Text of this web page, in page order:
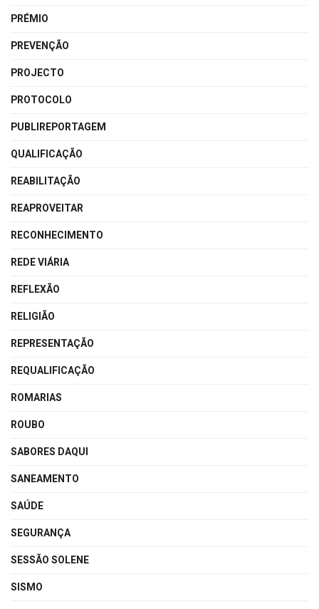
PRÉMIO
PREVENÇÃO
PROJECTO
PROTOCOLO
PUBLIREPORTAGEM
QUALIFICAÇÃO
REABILITAÇÃO
REAPROVEITAR
RECONHECIMENTO
REDE VIÁRIA
REFLEXÃO
RELIGIÃO
REPRESENTAÇÃO
REQUALIFICAÇÃO
ROMARIAS
ROUBO
SABORES DAQUI
SANEAMENTO
SAÚDE
SEGURANÇA
SESSÃO SOLENE
SISMO